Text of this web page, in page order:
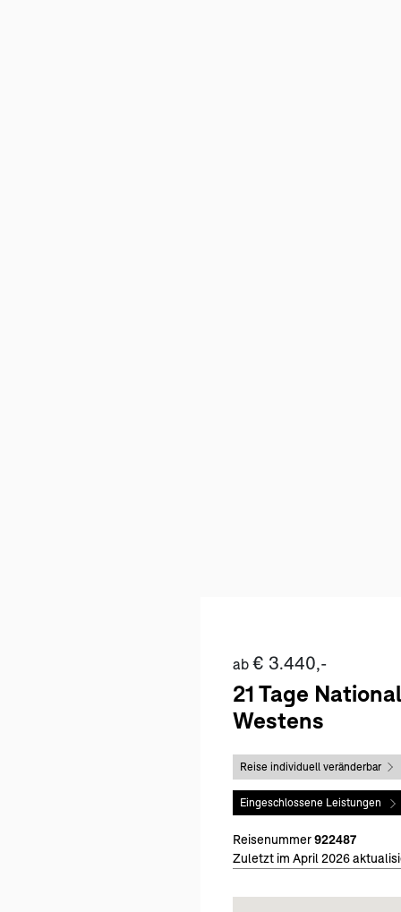
ab € 3.440,-
21 Tage
Westens
Reise individuell veränderbar
Eingeschlossene Leistungen
Reisenummer922487
Zuletzt im April 2026